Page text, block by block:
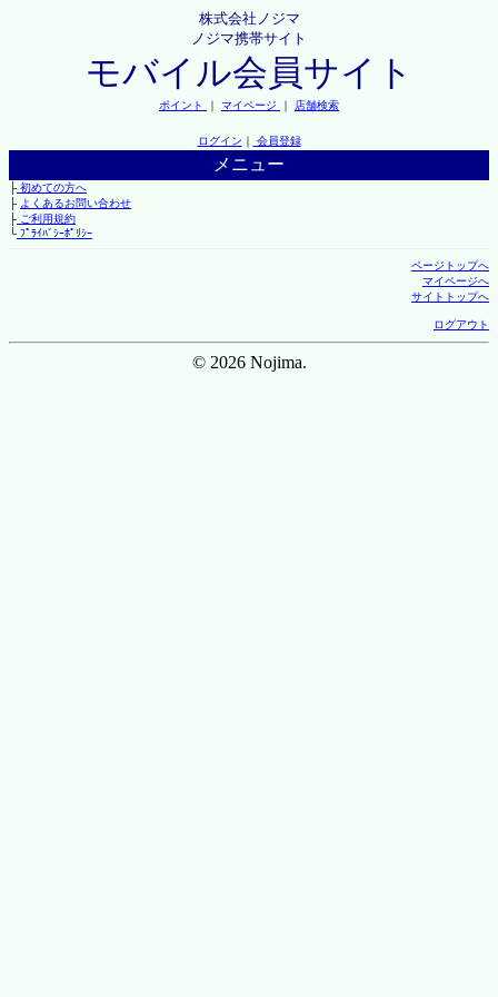
株式会社ノジマ
ノジマ携帯サイト
モバイル会員サイト
ポイント ｜ マイページ ｜ 店舗検索
ログイン ｜ 会員登録
メニュー
├初めての方へ
├ よくあるお問い合わせ
├ご利用規約
└ﾌﾟﾗｲﾊﾞｼｰﾎﾟﾘｼｰ
ページトップへ
マイページへ
サイトトップへ
ログアウト
© 2026 Nojima.